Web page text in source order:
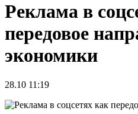
Реклама в
передовое
экономики
28.10 11:19